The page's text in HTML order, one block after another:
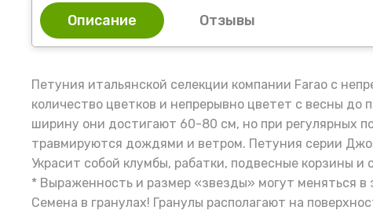
Описание Отзывы
Петуния итальянской селекции компании Farao с
количество цветков и непрерывно цветет с весны
ширину они достигают 60-80 см, но при регулярных
травмируются дождями и ветром. Петуния серии
Украсит собой клумбы, рабатки, подвесные корзины и
* Выраженность и размер «звезды» могут меняться
Семена в гранулах! Гранулы располагают на